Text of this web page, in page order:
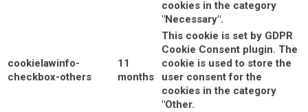
cookies in the category
"Necessary".
cookielawinfo-
checkbox-others
11
months
This cookie is set by GDPR
Cookie Consent plugin. The
cookie is used to store the
user consent for the
cookies in the category
"Other.